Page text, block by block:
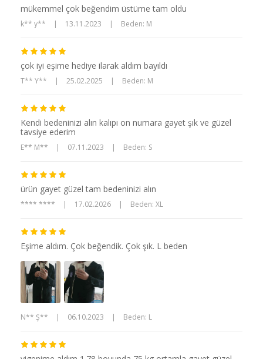
mükemmel çok beğendim üstüme tam oldu
k** y** | 13.11.2023 | Beden: M
çok iyi eşime hediye ilarak aldım bayıldı
T** Y** | 25.02.2025 | Beden: M
Kendi bedeninizi alın kalıpı on numara gayet şık ve güzel
tavsiye ederim
E** M** | 07.11.2023 | Beden: S
ürün gayet güzel tam bedeninizi alın
**** **** | 17.02.2026 | Beden: XL
Eşime aldım. Çok beğendik. Çok şık. L beden
N** Ş** | 06.10.2023 | Beden: L